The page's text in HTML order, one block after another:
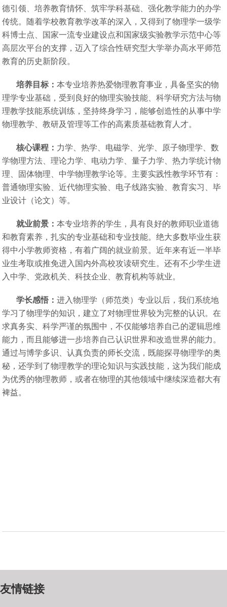
德引领、培养教育情怀、筑牢学科基础、强化教学能力的办学
传统。随着学校教育教学改革的深入，又得到了物理学一级学
科博士点、国家一流专业建设点和国家级实验教学示范中心等
高层次平台的支撑，迈入了综合性研究型大学举办高水平师范
教育的历史新阶段。
培养目标：本专业培养热爱物理教育事业，具备坚实的物
理学专业基础，受到良好的物理实验技能、科学研究方法与物
理教学技能系统训练，坚持终身学习，能够创造性的从事中学
物理教学、教研及管理等工作的高素质基础教育人才。
核心课程： 力学、热学、电磁学、光学、原子物理学、数
学物理方法、理论力学、电动力学、量子力学、热力学统计物
理、固体物理、中学物理教学论等。主要实践性教学环节有：
普通物理实验、近代物理实验、电子线路实验、教育实习、毕
业设计（论文）等。
就业前景：本专业培养的学生，具有良好的教师职业道德
和教育素养，扎实的专业基础和专业技能。绝大多数毕业生获
得中小学教师资格，有着广阔的就业前景。近年来有近一半毕
业生考取或推免进入国内外高校攻读研究生。还有不少学生进
入中学、党政机关、科技企业、教育机构等就业。
学长感悟：进入物理学（师范类）专业以后，我们系统地
学习了物理学的知识，建立了对物理世界较为完整的认识。在
求真务实、科学严谨的氛围中，不仅能够培养自己的逻辑思维
能力，而且能够进一步培养自己认识世界和改造世界的能力。
通过与博学多识、认真负责的师长交流，既能探寻物理学的奥
秘，还学到了物理教学的理论知识与实践技能，这为我们能成
为优秀的物理教师，或者在物理的其他领域中继续深造都大有
裨益。
友情链接